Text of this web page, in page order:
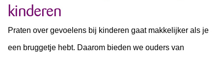
kinderen
Praten over gevoelens bij kinderen gaat makkelijker als je
een bruggetje hebt. Daarom bieden we ouders van